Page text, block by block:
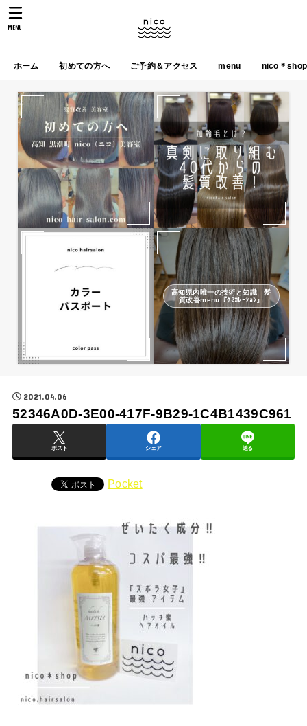
ホーム 初めての方へ ご予約＆アクセス menu nico＊shop
MENU
高知県内唯一の技術と知識 髪
質改善menu『ｹﾐｶﾚｰｼｮﾝ』
2021.04.06
52346A0D-3E00-417F-9B29-1C4B1439C961
ポスト シェア 送る
Pocket